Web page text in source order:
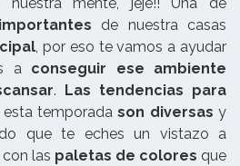
de nuestra casas
, por eso te vamos a ayudar
aconseguir ese ambiente
. Las tendencias para
temporadason diversas y
que te eches un vistazo a
con las paletas de colores que